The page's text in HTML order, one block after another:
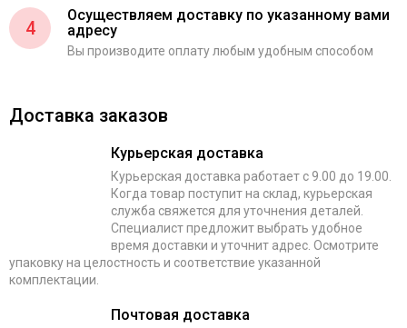
4
Осуществляем доставку по указанному вами
адресу
Вы производите оплату любым удобным способом
Доставка заказов
Курьерская доставка
Курьерская доставка работает с 9.00 до 19.00.
Когда товар поступит на склад, курьерская
служба свяжется для уточнения деталей.
Специалист предложит выбрать удобное
время доставки и уточнит адрес. Осмотрите
упаковку на целостность и соответствие указанной
комплектации.
Почтовая доставка